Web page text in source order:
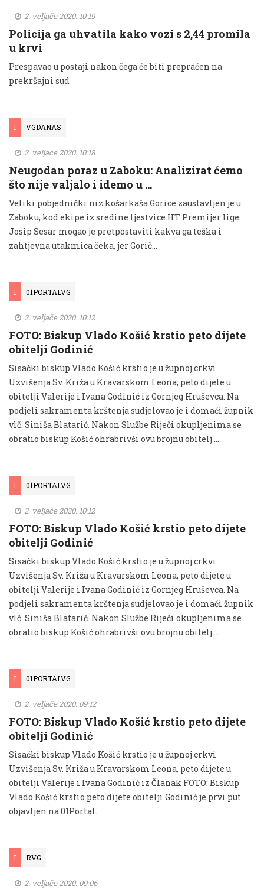
2. veljače 2020. 10:19
Policija ga uhvatila kako vozi s 2,44 promila
u krvi
Prespavao u postaji nakon čega će biti prepraćen na
prekršajni sud
I VGDANAS
2. veljače 2020. 10:18
Neugodan poraz u Zaboku: Analizirat ćemo
što nije valjalo i idemo u …
Veliki pobjednički niz košarkaša Gorice zaustavljen je u
Zaboku, kod ekipe iz sredine ljestvice HT Premijer lige.
Josip Sesar mogao je pretpostaviti kakva ga teška i
zahtjevna utakmica čeka, jer Gorič...
I 01PORTALVG
2. veljače 2020. 10:12
FOTO: Biskup Vlado Košić krstio peto dijete
obitelji Godinić
Sisački biskup Vlado Košić krstio je u župnoj crkvi
Uzvišenja Sv. Križa u Kravarskom Leona, peto dijete u
obitelji Valerije i Ivana Godinić iz Gornjeg Hruševca. Na
podjeli sakramenta krštenja sudjelovao je i domaći župnik
vlč. Siniša Blatarić. Nakon Službe Riječi okupljenima se
obratio biskup Košić ohrabrivši ovu brojnu obitelj …
I 01PORTALVG
2. veljače 2020. 10:12
FOTO: Biskup Vlado Košić krstio peto dijete
obitelji Godinić
Sisački biskup Vlado Košić krstio je u župnoj crkvi
Uzvišenja Sv. Križa u Kravarskom Leona, peto dijete u
obitelji Valerije i Ivana Godinić iz Gornjeg Hruševca. Na
podjeli sakramenta krštenja sudjelovao je i domaći župnik
vlč. Siniša Blatarić. Nakon Službe Riječi okupljenima se
obratio biskup Košić ohrabrivši ovu brojnu obitelj …
I 01PORTALVG
2. veljače 2020. 09:12
FOTO: Biskup Vlado Košić krstio peto dijete
obitelji Godinić
Sisački biskup Vlado Košić krstio je u župnoj crkvi
Uzvišenja Sv. Križa u Kravarskom Leona, peto dijete u
obitelji Valerije i Ivana Godinić iz Članak FOTO: Biskup
Vlado Košić krstio peto dijete obitelji Godinić je prvi put
objavljen na 01Portal.
I RVG
2. veljače 2020. 09:06